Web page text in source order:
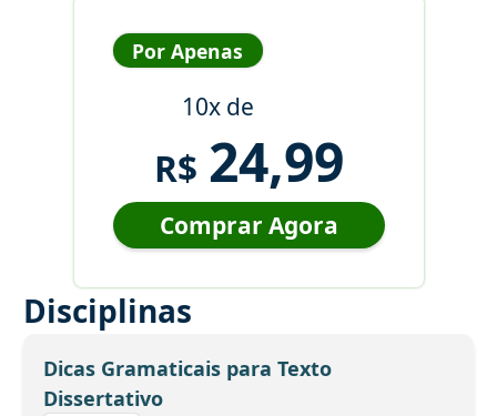
Por Apenas
10x de
R$ 24,99
Comprar Agora
Disciplinas
Dicas Gramaticais para Texto
Dissertativo